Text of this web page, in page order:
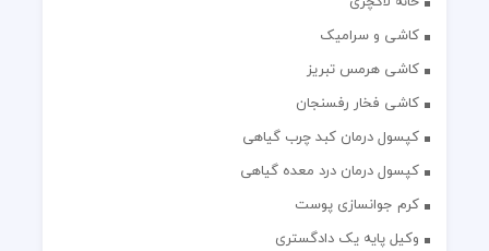
کاشی و سرامیک
کاشی هرمس تبریز
کاشی فخار رفسنجان
کپسول درمان کبد چرب گیاهی
کپسول درمان درد معده گیاهی
کرم جوانسازی پوست
وکیل پایه یک دادگستری